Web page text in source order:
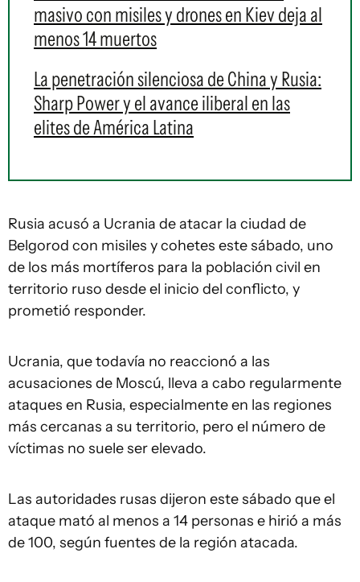
masivo con misiles y drones en Kiev deja al
menos 14 muertos
La penetración silenciosa de China y Rusia:
Sharp Power y el avance iliberal en las
elites de América Latina
Rusia acusó a Ucrania de atacar la ciudad de
Belgorod con misiles y cohetes este sábado, uno
de los más mortíferos para la población civil en
territorio ruso desde el inicio del conflicto, y
prometió responder.
Ucrania, que todavía no reaccionó a las
acusaciones de Moscú, lleva a cabo regularmente
ataques en Rusia, especialmente en las regiones
más cercanas a su territorio, pero el número de
víctimas no suele ser elevado.
Las autoridades rusas dijeron este sábado que el
ataque mató al menos a 14 personas e hirió a más
de 100, según fuentes de la región atacada.